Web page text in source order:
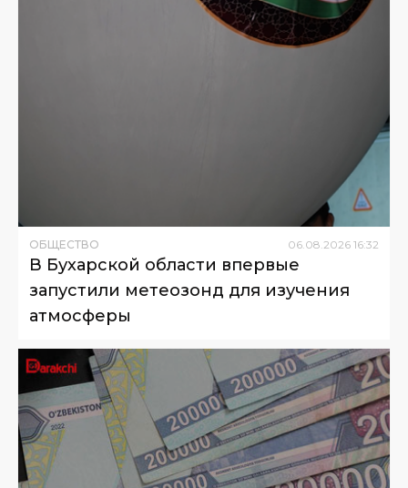
ОБЩЕСТВО 06.08.2026 16:32
В Бухарской области впервые
запустили метеозонд для изучения
атмосферы